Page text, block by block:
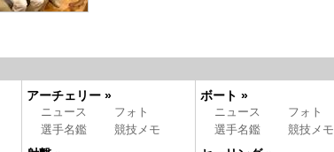
アーチェリー »
ニュース
フォト
選手名鑑
競技メモ
ボート »
ニュース
フォト
選手名鑑
競技メモ